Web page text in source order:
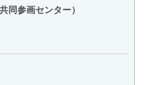
同参画センター）